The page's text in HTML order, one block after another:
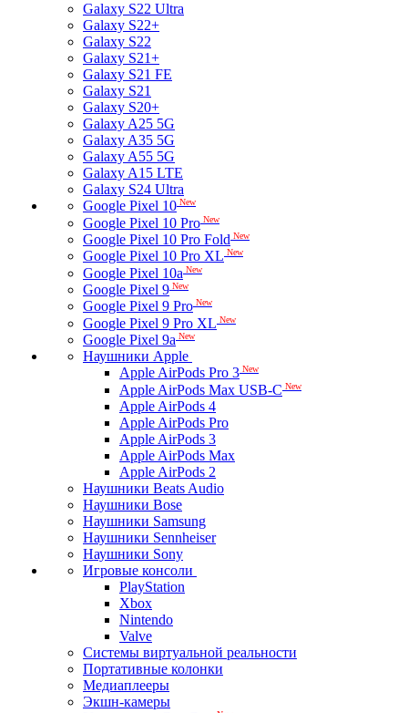
Galaxy S22 Ultra
Galaxy S22+
Galaxy S22
Galaxy S21+
Galaxy S21 FE
Galaxy S21
Galaxy S20+
Galaxy A25 5G
Galaxy A35 5G
Galaxy A55 5G
Galaxy A15 LTE
Galaxy S24 Ultra
Google Pixel 10 New
Google Pixel 10 Pro New
Google Pixel 10 Pro Fold New
Google Pixel 10 Pro XL New
Google Pixel 10a New
Google Pixel 9 New
Google Pixel 9 Pro New
Google Pixel 9 Pro XL New
Google Pixel 9a New
Наушники Apple
Apple AirPods Pro 3 New
Apple AirPods Max USB-C New
Apple AirPods 4
Apple AirPods Pro
Apple AirPods 3
Apple AirPods Max
Apple AirPods 2
Наушники Beats Audio
Наушники Bose
Наушники Samsung
Наушники Sennheiser
Наушники Sony
Игровые консоли
PlayStation
Xbox
Nintendo
Valve
Системы виртуальной реальности
Портативные колонки
Медиаплееры
Экшн-камеры